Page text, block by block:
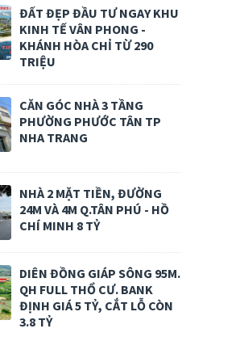
ĐẤT ĐẸP ĐẦU TƯ NGAY KHU
KINH TẾ VÂN PHONG -
KHÁNH HÒA CHỈ TỪ 290
TRIỆU
CĂN GÓC NHÀ 3 TẦNG
PHƯỜNG PHƯỚC TÂN TP
NHA TRANG
NHÀ 2 MẶT TIỀN, ĐƯỜNG
24M VÀ 4M Q.TÂN PHÚ - HỒ
CHÍ MINH 8 TỶ
DIÊN ĐỒNG GIÁP SÔNG 95M.
QH FULL THỔ CƯ. BANK
ĐỊNH GIÁ 5 TỶ, CẮT LỖ CÒN
3.8 TỶ